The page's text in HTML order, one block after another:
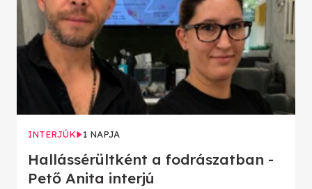
INTERJÚK 1 NAPJA
Hallássérültként a fodrászatban -
Pető Anita interjú